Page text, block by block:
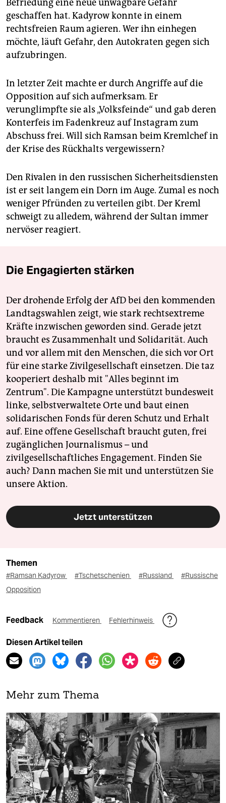
Befriedung eine neue unwägbare Gefahr
geschaffen hat. Kadyrow konnte in einem
rechtsfreien Raum agieren. Wer ihn einhegen
möchte, läuft Gefahr, den Autokraten gegen sich
aufzubringen.
In letzter Zeit machte er durch Angriffe auf die
Opposition auf sich aufmerksam. Er
verunglimpfte sie als „Volksfeinde“ und gab deren
Konterfeis im Fadenkreuz auf Instagram zum
Abschuss frei. Will sich Ramsan beim Kremlchef in
der Krise des Rückhalts vergewissern?
Den Rivalen in den russischen Sicherheitsdiensten
ist er seit langem ein Dorn im Auge. Zumal es noch
weniger Pfründen zu verteilen gibt. Der Kreml
schweigt zu alledem, während der Sultan immer
nervöser reagiert.
Die Engagierten stärken
Der drohende Erfolg der AfD bei den kommenden
Landtagswahlen zeigt, wie stark rechtsextreme
Kräfte inzwischen geworden sind. Gerade jetzt
braucht es Zusammenhalt und Solidarität. Auch
und vor allem mit den Menschen, die sich vor Ort
für eine starke Zivilgesellschaft einsetzen. Die taz
kooperiert deshalb mit "Alles beginnt im
Zentrum". Die Kampagne unterstützt bundesweit
linke, selbstverwaltete Orte und baut einen
solidarischen Fonds für deren Schutz und Erhalt
auf. Eine offene Gesellschaft braucht guten, frei
zugänglichen Journalismus – und
zivilgesellschaftliches Engagement. Finden Sie
auch? Dann machen Sie mit und unterstützen Sie
unsere Aktion.
Jetzt unterstützen
Themen
#Ramsan Kadyrow #Tschetschenien #Russland
#Russische
Opposition
Feedback Kommentieren Fehlerhinweis
Diesen Artikel teilen
Mehr zum Thema